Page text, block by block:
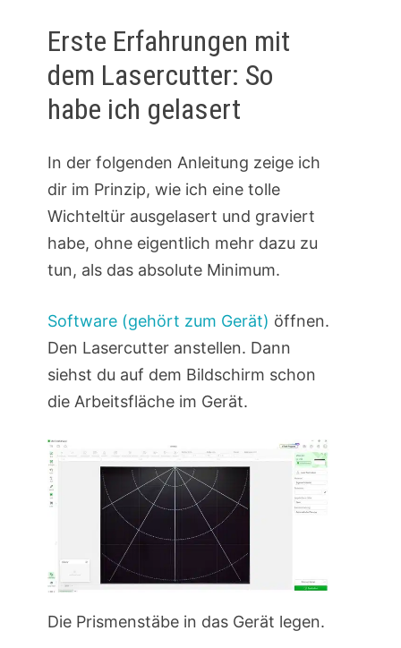
Erste Erfahrungen mit
dem Lasercutter: So
habe ich gelasert
In der folgenden Anleitung zeige ich
dir im Prinzip, wie ich eine tolle
Wichteltür ausgelasert und graviert
habe, ohne eigentlich mehr dazu zu
tun, als das absolute Minimum.
Software (gehört zum Gerät) öffnen.
Den Lasercutter anstellen. Dann
siehst du auf dem Bildschirm schon
die Arbeitsfläche im Gerät.
Die Prismenstäbe in das Gerät legen.